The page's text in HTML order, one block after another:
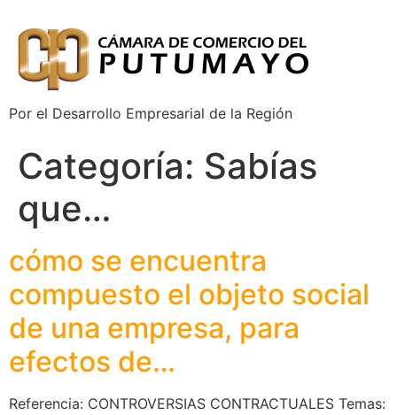
Por el Desarrollo Empresarial de la Región
Categoría: Sabías
que…
cómo se encuentra
compuesto el objeto social
de una empresa, para
efectos de…
Referencia: CONTROVERSIAS CONTRACTUALES Temas: